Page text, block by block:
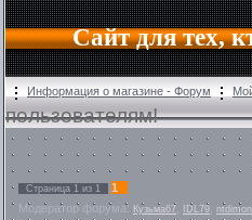
Сайт для тех,
Информация о магазине - Форум
пользователям!
Страница 1 из 1
1
Модератор форума: Кузьма67 IDL79 ntdimon